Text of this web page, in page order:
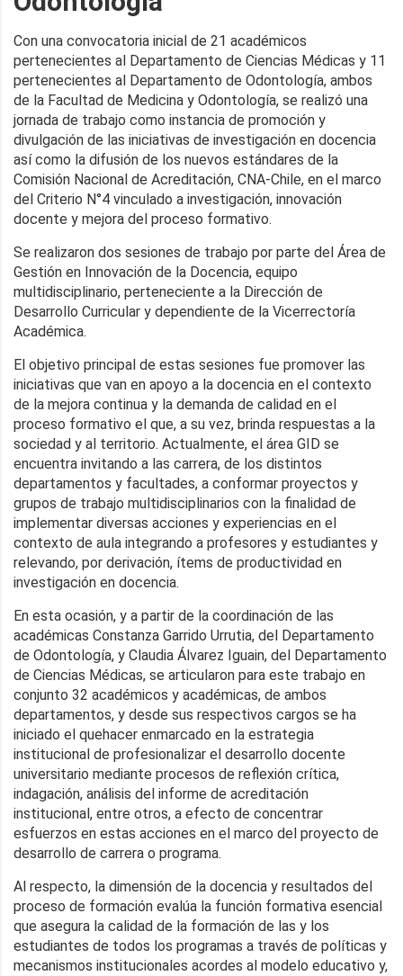
Con una convocatoria inicial de 21 académicos
pertenecientes al Departamento de Ciencias Médicas y 11
pertenecientes al Departamento de Odontología, ambos
de la Facultad de Medicina y Odontología, se realizó una
jornada de trabajo como instancia de promoción y
divulgación de las iniciativas de investigación en docencia
así como la difusión de los nuevos estándares de la
Comisión Nacional de Acreditación, CNA-Chile, en el marco
del Criterio N°4 vinculado a investigación, innovación
docente y mejora del proceso formativo.
Se realizaron dos sesiones de trabajo por parte del Área de
Gestión en Innovación de la Docencia, equipo
multidisciplinario, perteneciente a la Dirección de
Desarrollo Curricular y dependiente de la Vicerrectoría
Académica.
El objetivo principal de estas sesiones fue promover las
iniciativas que van en apoyo a la docencia en el contexto
de la mejora continua y la demanda de calidad en el
proceso formativo el que, a su vez, brinda respuestas a la
sociedad y al territorio. Actualmente, el área GID se
encuentra invitando a las carrera, de los distintos
departamentos y facultades, a conformar proyectos y
grupos de trabajo multidisciplinarios con la finalidad de
implementar diversas acciones y experiencias en el
contexto de aula integrando a profesores y estudiantes y
relevando, por derivación, ítems de productividad en
investigación en docencia.
En esta ocasión, y a partir de la coordinación de las
académicas Constanza Garrido Urrutia, del Departamento
de Odontología, y Claudia Álvarez Iguain, del Departamento
de Ciencias Médicas, se articularon para este trabajo en
conjunto 32 académicos y académicas, de ambos
departamentos, y desde sus respectivos cargos se ha
iniciado el quehacer enmarcado en la estrategia
institucional de profesionalizar el desarrollo docente
universitario mediante procesos de reflexión crítica,
indagación, análisis del informe de acreditación
institucional, entre otros, a efecto de concentrar
esfuerzos en estas acciones en el marco del proyecto de
desarrollo de carrera o programa.
Al respecto, la dimensión de la docencia y resultados del
proceso de formación evalúa la función formativa esencial
que asegura la calidad de la formación de las y los
estudiantes de todos los programas a través de políticas y
mecanismos institucionales acordes al modelo educativo y,